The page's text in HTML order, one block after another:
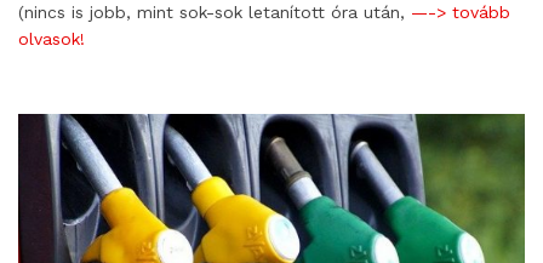
(nincs is jobb, mint sok-sok letanított óra után, —-> tovább
olvasok!